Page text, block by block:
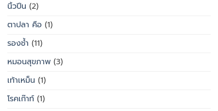
นิ้วปีน (2)
ตาปลา คือ (1)
รองช้ำ (11)
หมอนสุขภาพ (3)
เท้าเหม็น (1)
โรคเก๊าท์ (1)